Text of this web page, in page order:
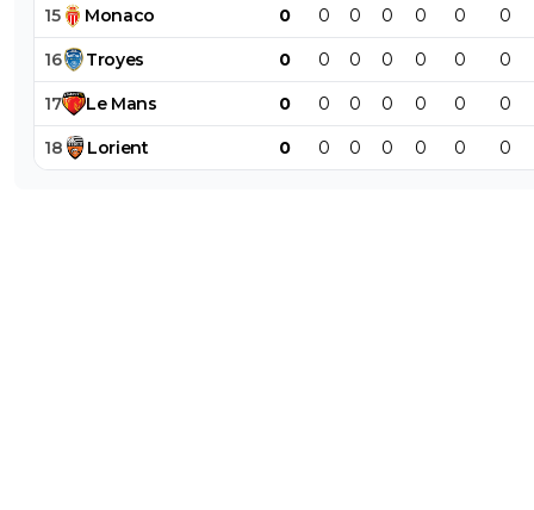
15 Monaco 0 0 0 0 0 0 0
16 Troyes 0 0 0 0 0 0 0
17 Le Mans 0 0 0 0 0 0 0
18 Lorient 0 0 0 0 0 0 0